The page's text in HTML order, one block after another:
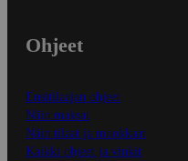
Ohjeet
Ensitilaajan ohjeet
Näin maksat
Näin tilaat ja muokkaat
Kaikki ohjeet ja vinkit